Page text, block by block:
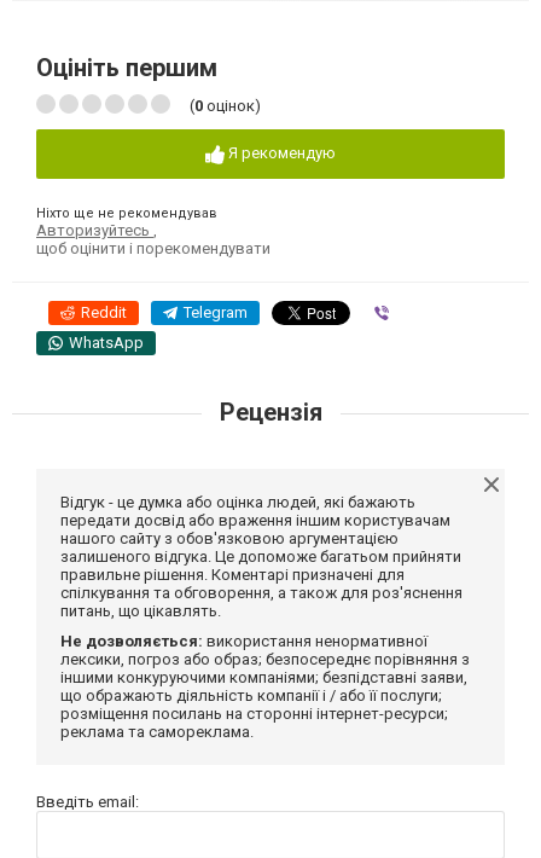
Оцініть першим
(0 оцінок)
Я рекомендую
Ніхто ще не рекомендував
Авторизуйтесь
щоб оцінити і порекомендувати
Reddit Telegram
WhatsApp
Рецензія
Відгук - це думка або оцінка людей, які бажають
передати досвід або враження іншим користувачам
нашого сайту з обов'язковою аргументацією
залишеного відгука. Це допоможе багатьом прийняти
правильне рішення. Коментарі призначені для
спілкування та обговорення, а також для роз'яснення
питань, що цікавлять.
Не дозволяється: використання ненормативної
лексики, погроз або образ; безпосереднє порівняння з
іншими конкуруючими компаніями; безпідставні заяви,
що ображають діяльність компанії і / або її послуги;
розміщення посилань на сторонні інтернет-ресурси;
реклама та самореклама.
Введіть email: